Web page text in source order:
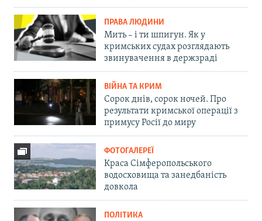
ПРАВА ЛЮДИНИ
Мить – і ти шпигун. Як у
кримських судах розглядають
звинувачення в держзраді
ВІЙНА ТА КРИМ
Сорок днів, сорок ночей. Про
результати кримської операції з
примусу Росії до миру
ФОТОГАЛЕРЕЇ
Краса Сімферопольського
водосховища та занедбаність
довкола
ПОЛІТИКА